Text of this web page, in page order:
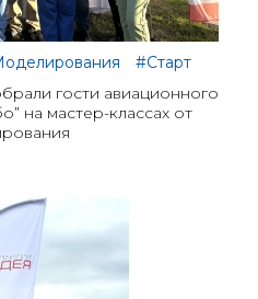
#Старт
гости авиационного
на мастер-классах от